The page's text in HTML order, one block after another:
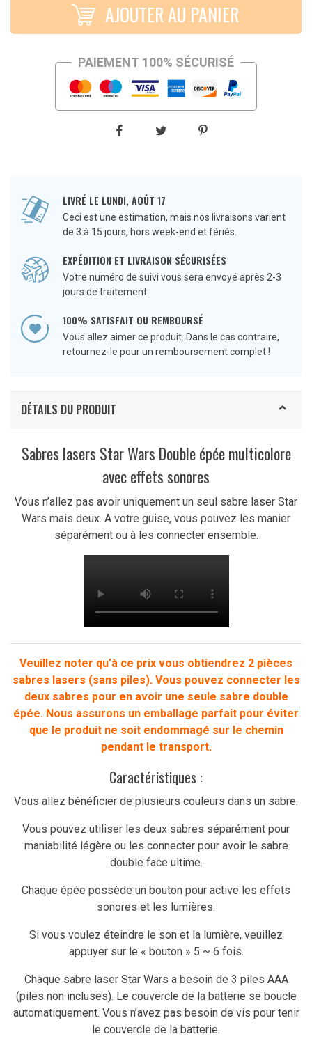
AJOUTER AU PANIER
PAIEMENT 100% SÉCURISÉ
LIVRÉ LE LUNDI, AOÛT 17
Ceci est une estimation, mais nos livraisons varient
de 3 à 15 jours, hors week-end et fériés.
EXPÉDITION ET LIVRAISON SÉCURISÉES
Votre numéro de suivi vous sera envoyé après 2-3
jours de traitement.
100% SATISFAIT OU REMBOURSÉ
Vous allez aimer ce produit. Dans le cas contraire,
retournez-le pour un remboursement complet !
DÉTAILS DU PRODUIT
Sabres lasers Star Wars Double épée multicolore
avec effets sonores
Vous n’allez pas avoir uniquement un seul sabre laser Star
Wars mais deux. A votre guise, vous pouvez les manier
séparément ou à les connecter ensemble.
Veuillez noter qu’à ce prix vous obtiendrez 2 pièces
sabres lasers (sans piles). Vous pouvez connecter les
deux sabres pour en avoir une seule sabre double
épée. Nous assurons un emballage parfait pour éviter
que le produit ne soit endommagé sur le chemin
pendant le transport.
Caractéristiques :
Vous allez bénéficier de plusieurs couleurs dans un sabre.
Vous pouvez utiliser les deux sabres séparément pour
maniabilité légère ou les connecter pour avoir le sabre
double face ultime.
Chaque épée possède un bouton pour active les effets
sonores et les lumières.
Si vous voulez éteindre le son et la lumière, veuillez
appuyer sur le « bouton » 5 ~ 6 fois.
Chaque sabre laser Star Wars a besoin de 3 piles AAA
(piles non incluses). Le couvercle de la batterie se boucle
automatiquement. Vous n’avez pas besoin de vis pour tenir
le couvercle de la batterie.